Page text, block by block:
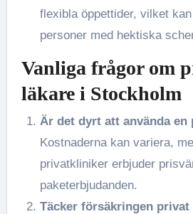
flexibla öppettider, vilket
personer med hektiska
Vanliga frågor om
läkare i Stockholm
Är det dyrt att använda en
Kostnaderna kan variera,
privatkliniker erbjuder
paketerbjudanden.
Täcker försäkringen privat